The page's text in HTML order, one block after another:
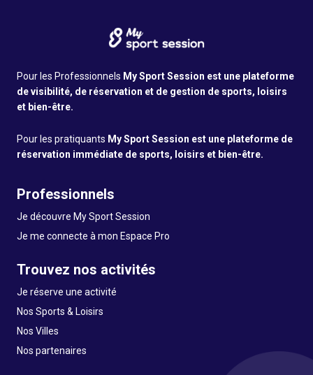
Pour les Professionnels My Sport Session est une plateforme
de visibilité, de réservation et de gestion de sports, loisirs
et bien-être.
Pour les pratiquants My Sport Session est une plateforme de
réservation immédiate de sports, loisirs et bien-être.
Professionnels
Je découvre My Sport Session
Je me connecte à mon Espace Pro
Trouvez nos activités
Je réserve une activité
Nos Sports & Loisirs
Nos Villes
Nos partenaires